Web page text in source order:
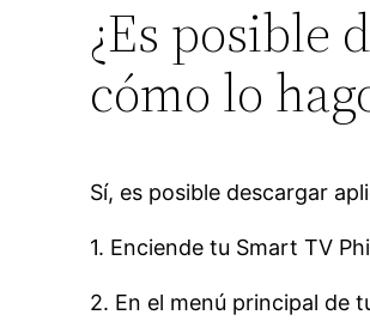
¿Es posible
cómo lo
Sí, es posible descargar
1. Enciende tu Smart TV
2. En el menú principal de